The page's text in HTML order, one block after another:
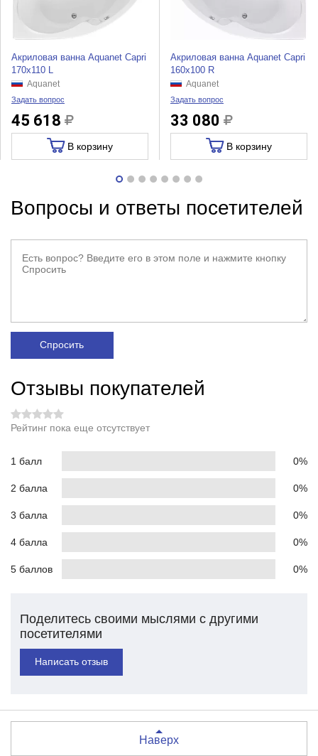
Акриловая ванна Aquanet Capri
170x110 L
Aquanet
Задать вопрос
45 618
В корзину
Акриловая ванна Aquanet Capri
160x100 R
Aquanet
Задать вопрос
33 080
В корзину
Вопросы и ответы посетителей
Спросить
Отзывы покупателей
Рейтинг пока еще отсутствует
1 балл 0%
2 балла 0%
3 балла 0%
4 балла 0%
5 баллов 0%
Поделитесь своими мыслями с другими
посетителями
Написать отзыв
Наверх